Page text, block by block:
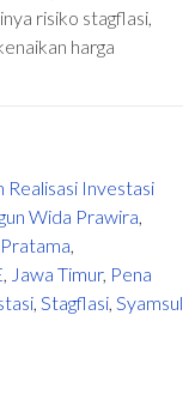
risiko stagflasi,
harga
Realisasi Investasi
Wida Prawira
Jawa Timur, Pena
Stagflasi Syamsul